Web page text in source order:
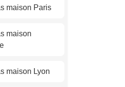
maison Paris
maison
maison Lyon